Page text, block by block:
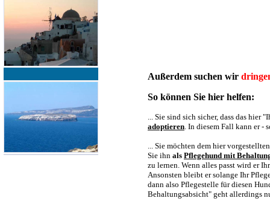
Außerdem suchen wir
So können Sie hier helfen:
... Sie sind sich sicher, dass das
adoptieren. In diesem Fall kann er -
... Sie möchten dem hier
Sie ihn als Pflegehund mit
zu lernen. Wenn alles passt wird er
Ansonsten bleibt er solange Ihr
dann also Pflegestelle für diesen
Behaltungsabsicht" geht allerdings